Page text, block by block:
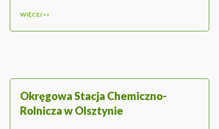
WIĘCEJ >>
Okręgowa Stacja Chemiczno-
Rolnicza w Olsztynie